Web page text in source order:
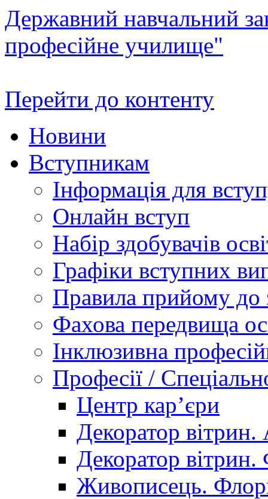
Державний навчальний
професійне училище"
Перейти до контенту
Новини
Вступникам
Інформація для
Онлайн вступ
Набір здобувачів
Графіки вступних
Правила прийому до
Фахова передвища
Інклюзивна
Професії /
Центр кар’єри
Декоратор вітрин.
Декоратор вітрин.
Живописець.